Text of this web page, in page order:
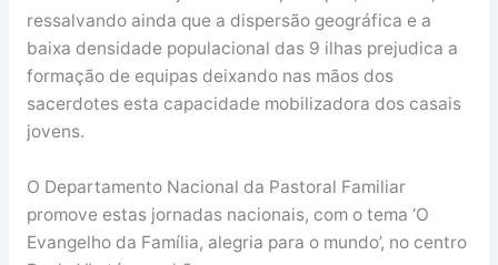
ressalvando ainda que a dispersão geográfica e a
baixa densidade populacional das 9 ilhas prejudica a
formação de equipas deixando nas mãos dos
sacerdotes esta capacidade mobilizadora dos casais
jovens.
O Departamento Nacional da Pastoral Familiar
promove estas jornadas nacionais, com o tema ‘O
Evangelho da Família, alegria para o mundo’, no centro